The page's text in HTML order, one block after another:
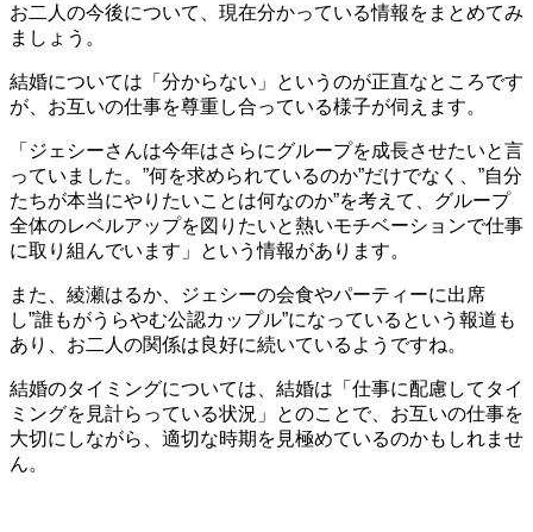
お二人の今後について、現在分かっている情報をまとめてみ
ましょう。
結婚については「分からない」というのが正直なところです
が、お互いの仕事を尊重し合っている様子が伺えます。
「ジェシーさんは今年はさらにグループを成長させたいと言
っていました。”何を求められているのか”だけでなく、”自分
たちが本当にやりたいことは何なのか”を考えて、グループ
全体のレベルアップを図りたいと熱いモチベーションで仕事
に取り組んでいます」という情報があります。
また、綾瀬はるか、ジェシーの会食やパーティーに出席
し”誰もがうらやむ公認カップル”になっているという報道も
あり、お二人の関係は良好に続いているようですね。
結婚のタイミングについては、結婚は「仕事に配慮してタイ
ミングを見計らっている状況」とのことで、お互いの仕事を
大切にしながら、適切な時期を見極めているのかもしれませ
ん。